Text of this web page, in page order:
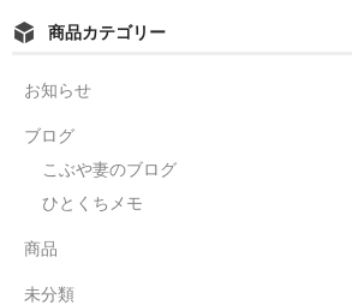
商品カテゴリー
お知らせ
ブログ
こぶや妻のブログ
ひとくちメモ
商品
未分類